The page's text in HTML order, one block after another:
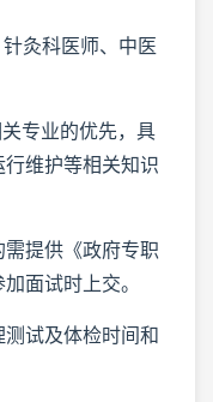
灸科医师、中医
专业的优先，具
维护等相关知识
提供《政府专职
面试时上交。
试及体检时间和